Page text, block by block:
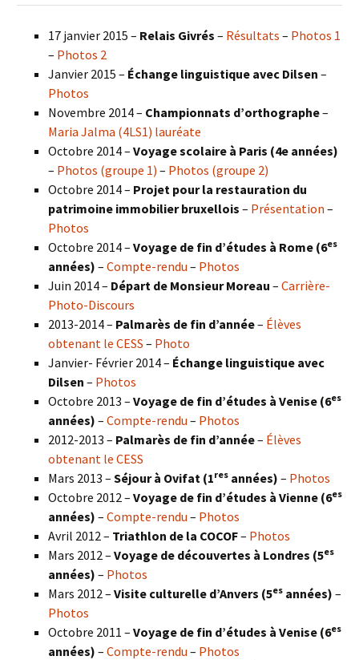
17 janvier 2015 – Relais Givrés – Résultats – Photos 1
– Photos 2
Janvier 2015 – Échange linguistique avec Dilsen –
Photos
Novembre 2014 – Championnats d’orthographe–
Maria Jalma (4LS1) lauréate
Octobre 2014 – Voyage scolaire à Paris (4e années)
– Photos (groupe 1) – Photos (groupe 2)
Octobre 2014 – Projet pour la restauration du
patrimoine immobilier bruxellois – Présentation –
Photos
Octobre 2014 – Voyage de fin d’études à Rome (6es
années) – Compte-rendu – Photos
Juin 2014 – Départ de Monsieur Moreau – Carrière-
Photo-Discours
2013-2014 – Palmarès de fin d’année– Élèves
obtenant le CESS – Photo
Janvier- Février 2014 – Échange linguistique avec
Dilsen – Photos
Octobre 2013 – Voyage de fin d’études à Venise (6es
années) – Compte-rendu – Photos
2012-2013 – Palmarès de fin d’année– Élèves
obtenant le CESS
Mars 2013 – Séjour à Ovifat (1res années) – Photos
Octobre 2012 – Voyage de fin d’études à Vienne (6es
années) – Compte-rendu – Photos
Avril 2012 – Triathlon de la COCOF– Photos
Mars 2012 – Voyage de découvertes à Londres (5es
années) – Photos
Mars 2012 – Visite culturelle d’Anvers (5es années) –
Photos
Octobre 2011 – Voyage de fin d’études à Venise (6es
années) – Compte-rendu – Photos